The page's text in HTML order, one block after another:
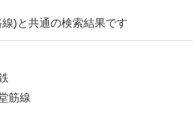
)と共通の検索結果です
筋線